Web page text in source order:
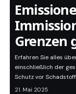
Grenzen
Erfahren Sie alles
einschließlich der
Schutz vor
21. Mai 2025